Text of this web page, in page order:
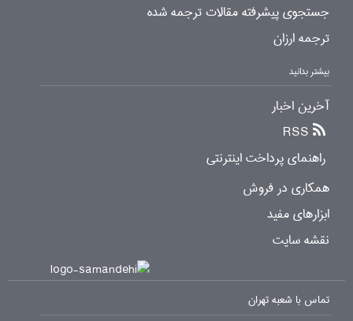
جستجوی پیشرفته مقالات ترجمه شده
ترجمه ارزان
بیشتر بدانید
آخرین اخبار
RSS
راهنمای پرداخت اینترنتی
همکاری در فروش
ابزارهای مفید
نقشه سایت
تماس با شعبه تهران